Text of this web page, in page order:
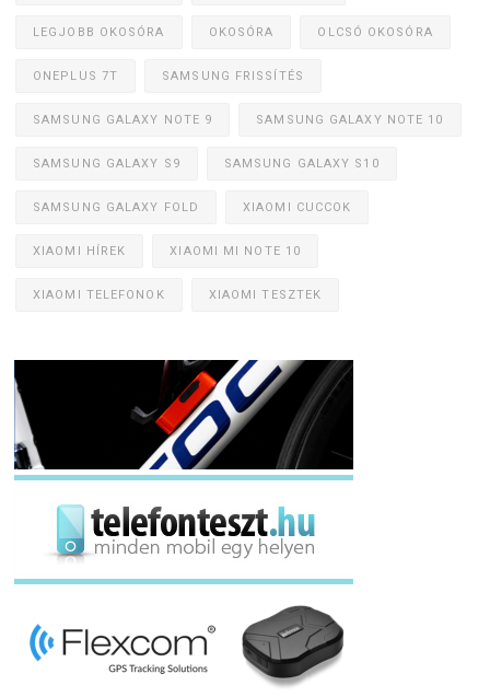
LEGJOBB OKOSÓRA OKOSÓRA OLCSÓ OKOSÓRA
ONEPLUS 7T SAMSUNG FRISSÍTÉS
SAMSUNG GALAXY NOTE 9 SAMSUNG GALAXY NOTE 10
SAMSUNG GALAXY S9 SAMSUNG GALAXY S10
SAMSUNG GALAXY FOLD XIAOMI CUCCOK
XIAOMI HÍREK XIAOMI MI NOTE 10
XIAOMI TELEFONOK XIAOMI TESZTEK